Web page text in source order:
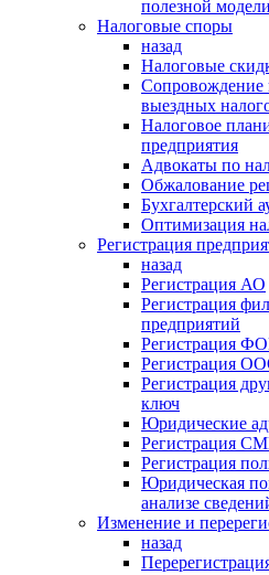
полезной модели
Налоговые споры
назад
Налоговые
Сопровождение
выездных
Налоговое
предприятия
Адвокаты по
Обжалование
Бухгалтерский
Оптимизация
Регистрация
назад
Регистрация АО
Регистрация
предприятий
Регистрация
Регистрация
Регистрация
ключ
Юридические
Регистрация
Регистрация
Юридическая
анализе
Изменение и
назад